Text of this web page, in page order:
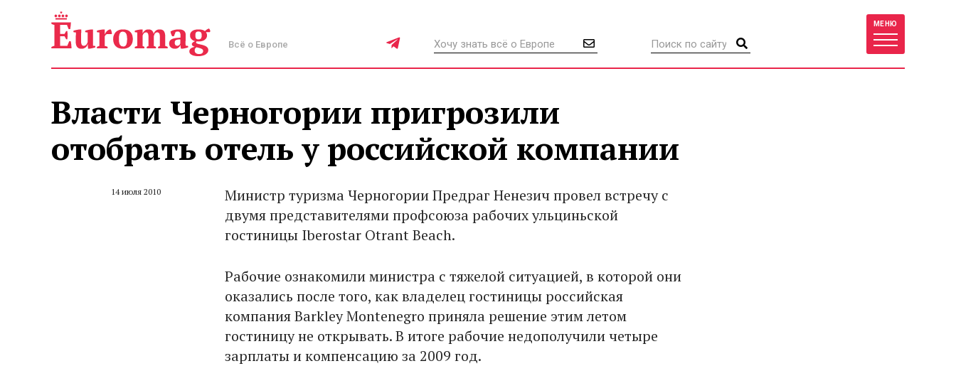
Всё о Европе
МЕНЮ
Власти Черногории пригрозили
отобрать отель у российской компании
14 июля 2010
Министр туризма Черногории Предраг Ненезич провел встречу с
двумя представителями профсоюза рабочих ульциньской
гостиницы Iberostar Otrant Beach.
Рабочие ознакомили министра с тяжелой ситуацией, в которой они
оказались после того, как владелец гостиницы российская
компания Barkley Montenegro приняла решение этим летом
гостиницу не открывать. В итоге рабочие недополучили четыре
зарплаты и компенсацию за 2009 год.